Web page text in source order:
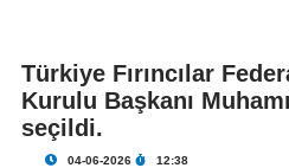
Türkiye Fırıncılar
Kurulu Başkanı
seçildi.
04-06-2026 12:38